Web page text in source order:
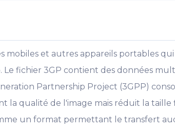
mobiles et autres appareils portables
fichier 3GP contient des données
Partnership Project (3GPP)
la qualité de l'image mais réduit la taille
un format permettant le transfert